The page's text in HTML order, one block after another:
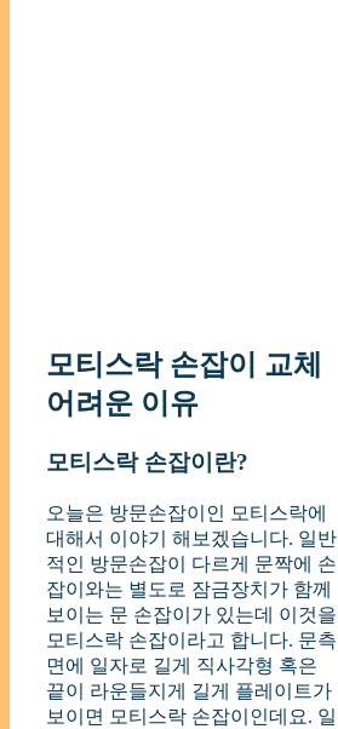
모티스락 손잡이 교체
어려운 이유
모티스락 손잡이란?
오늘은 방문손잡이인 모티스락에
대해서 이야기 해보겠습니다. 일반
적인 방문손잡이 다르게 문짝에 손
잡이와는 별도로 잠금장치가 함께
보이는 문 손잡이가 있는데 이것을
모티스락 손잡이라고 합니다. 문측
면에 일자로 길게 직사각형 혹은
끝이 라운들지게 길게 플레이트가
보이면 모티스락 손잡이인데요. 일